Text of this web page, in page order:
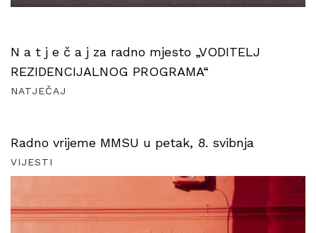
N a t j e č a j za radno mjesto „VODITELJ
REZIDENCIJALNOG PROGRAMA“
NATJEČAJ
Radno vrijeme MMSU u petak, 8. svibnja
VIJESTI